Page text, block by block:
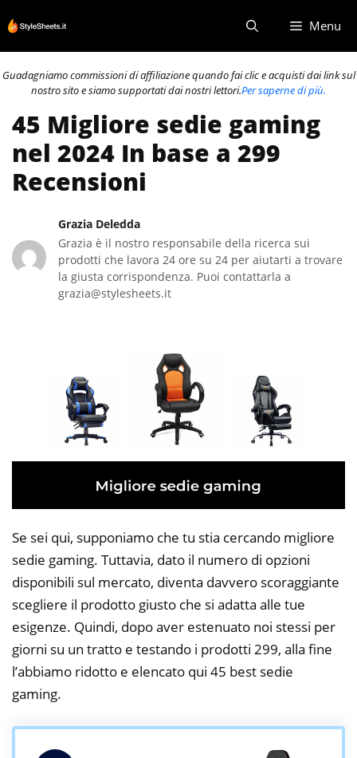
al
contenuto
Menu
Guadagniamo commissioni di affiliazione quando fai clic e acquisti dai link sul
nostro sito e siamo supportati dai nostri lettori.Per saperne di più.
45 Migliore sedie gaming
nel 2024 In base a 299
Recensioni
Grazia Deledda
Grazia è il nostro responsabile della ricerca sui
prodotti che lavora 24 ore su 24 per aiutarti a trovare
la giusta corrispondenza. Puoi contattarla a
grazia@stylesheets.it
Se sei qui, supponiamo che tu stia cercando migliore
sedie gaming. Tuttavia, dato il numero di opzioni
disponibili sul mercato, diventa davvero scoraggiante
scegliere il prodotto giusto che si adatta alle tue
esigenze. Quindi, dopo aver estenuato noi stessi per
giorni su un tratto e testando i prodotti 299, alla fine
l’abbiamo ridotto e elencato qui 45 best sedie
gaming.